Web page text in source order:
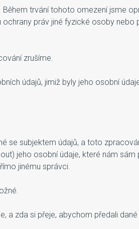
trvání tohoto omezení jsme
práv jiné fyzické osoby nebo
zrušíme.
údajů, jimiž byly jeho osobní
se subjektem údajů, a toto
jeho osobní údaje, které nám sám
jinému správci.
a zda si přeje, abychom předali